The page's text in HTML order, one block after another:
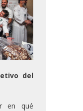
del
en qué